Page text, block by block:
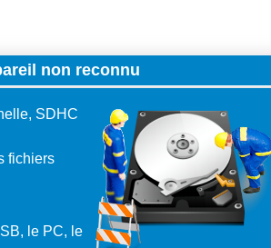
non reconnu
SDHC
fichiers
le PC, le